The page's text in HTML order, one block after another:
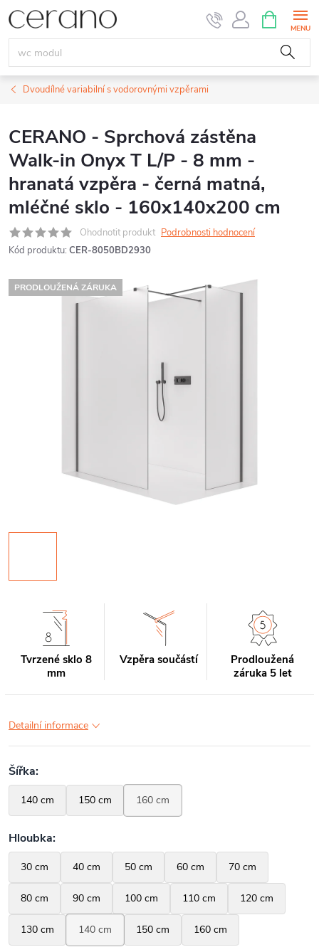
Přejít
na
obsah
NÁKUPNÍ
KOŠÍK
Dvoudílné variabilní s vodorovnými vzpěrami
CERANO - Sprchová zástěna
Walk-in Onyx T L/P - 8 mm -
hranatá vzpěra - černá matná,
mléčné sklo - 160x140x200 cm
Ohodnotit produkt Podrobnosti hodnocení
Kód produktu: CER-8050BD2930
PRODLOUŽENÁ ZÁRUKA
Tvrzené sklo 8
mm
Vzpěra součástí
Prodloužená
záruka 5 let
Detailní informace